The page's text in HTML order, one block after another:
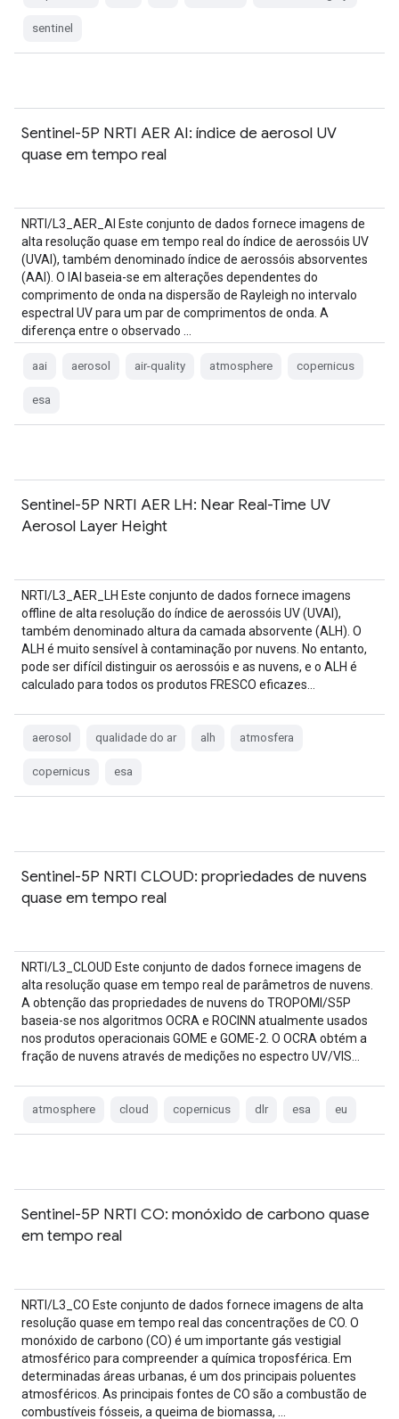
sentinel
Sentinel-5P NRTI AER AI: índice de aerosol UV
quase em tempo real
NRTI/L3_AER_AI Este conjunto de dados fornece imagens de
alta resolução quase em tempo real do índice de aerossóis UV
(UVAI), também denominado índice de aerossóis absorventes
(AAI). O IAI baseia-se em alterações dependentes do
comprimento de onda na dispersão de Rayleigh no intervalo
espectral UV para um par de comprimentos de onda. A
diferença entre o observado …
aai aerosol air-quality atmosphere copernicus
esa
Sentinel-5P NRTI AER LH: Near Real-Time UV
Aerosol Layer Height
NRTI/L3_AER_LH Este conjunto de dados fornece imagens
offline de alta resolução do índice de aerossóis UV (UVAI),
também denominado altura da camada absorvente (ALH). O
ALH é muito sensível à contaminação por nuvens. No entanto,
pode ser difícil distinguir os aerossóis e as nuvens, e o ALH é
calculado para todos os produtos FRESCO eficazes…
aerosol qualidade do ar alh atmosfera
copernicus esa
Sentinel-5P NRTI CLOUD: propriedades de nuvens
quase em tempo real
NRTI/L3_CLOUD Este conjunto de dados fornece imagens de
alta resolução quase em tempo real de parâmetros de nuvens.
A obtenção das propriedades de nuvens do TROPOMI/S5P
baseia-se nos algoritmos OCRA e ROCINN atualmente usados
nos produtos operacionais GOME e GOME-2. O OCRA obtém a
fração de nuvens através de medições no espectro UV/VIS…
atmosphere cloud copernicus dlr esa eu
Sentinel-5P NRTI CO: monóxido de carbono quase
em tempo real
NRTI/L3_CO Este conjunto de dados fornece imagens de alta
resolução quase em tempo real das concentrações de CO. O
monóxido de carbono (CO) é um importante gás vestigial
atmosférico para compreender a química troposférica. Em
determinadas áreas urbanas, é um dos principais poluentes
atmosféricos. As principais fontes de CO são a combustão de
combustíveis fósseis, a queima de biomassa, …